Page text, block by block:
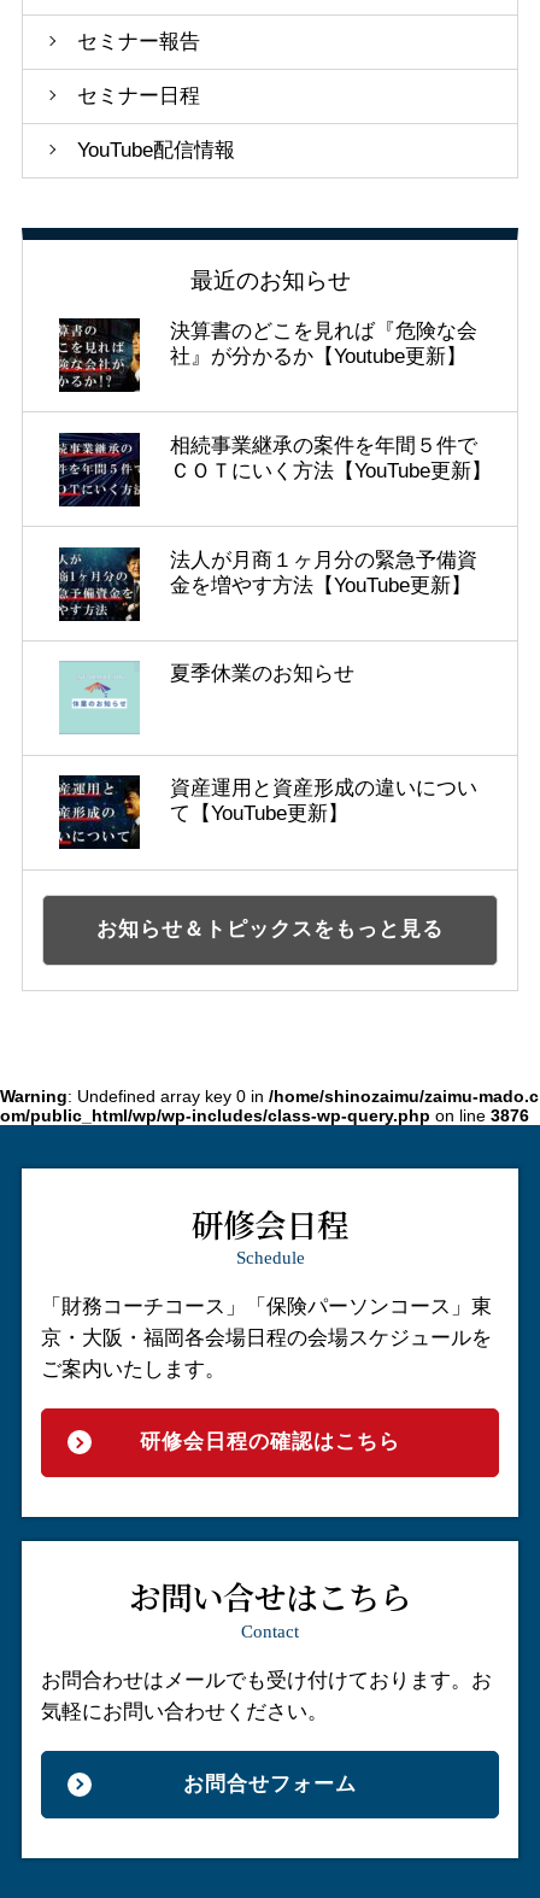
セミナー報告
セミナー日程
YouTube配信情報
最近のお知らせ
決算書のどこを見れば『危険な会
社』が分かるか【Youtube更新】
相続事業継承の案件を年間５件で
ＣＯＴにいく方法【YouTube更新】
法人が月商１ヶ月分の緊急予備資
金を増やす方法【YouTube更新】
夏季休業のお知らせ
資産運用と資産形成の違いについ
て【YouTube更新】
お知らせ＆トピックスをもっと見る
Warning: Undefined array key 0 in /home/shinozaimu/zaimu-mado.c
om/public_html/wp/wp-includes/class-wp-query.php on line 3876
研修会日程
Schedule
「財務コーチコース」「保険パーソンコース」東
京・大阪・福岡各会場日程の会場スケジュールを
ご案内いたします。
研修会日程の確認はこちら
お問い合せはこちら
Contact
お問合わせはメールでも受け付けております。 お
気軽にお問い合わせください。
お問合せフォーム